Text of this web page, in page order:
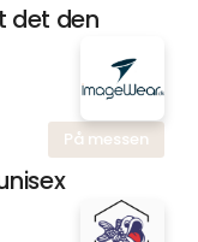
det den
På messen